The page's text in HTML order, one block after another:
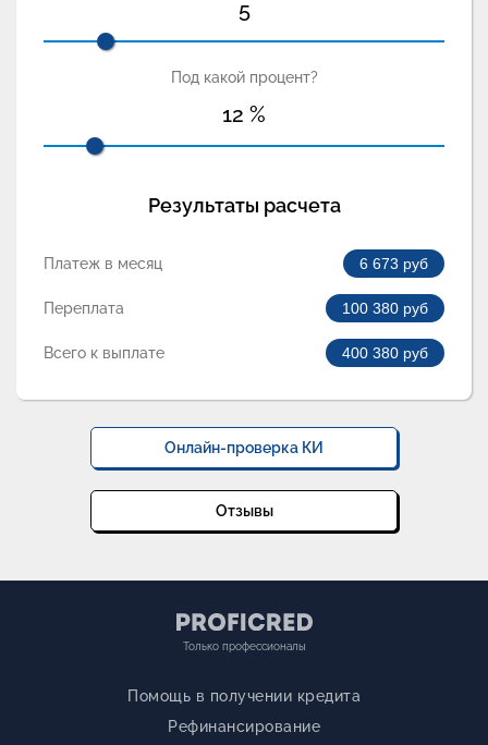
5
Под какой процент?
12 %
Результаты расчета
Платеж в месяц 6 673 руб
Переплата 100 380 руб
Всего к выплате 400 380 руб
Онлайн-проверка КИ
Отзывы
Только профессионалы
Помощь в получении кредита
Рефинансирование